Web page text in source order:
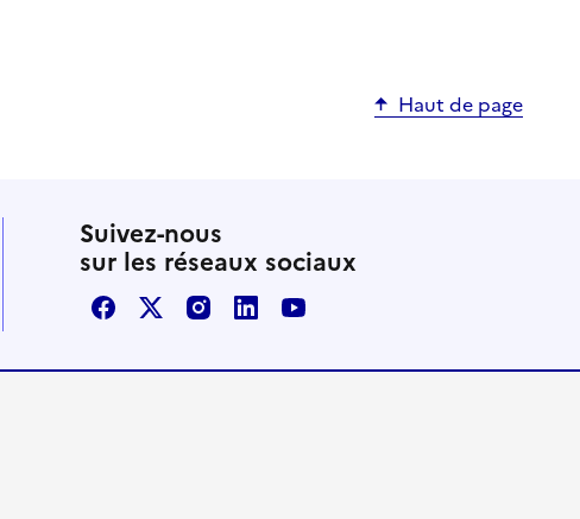
Haut de page
Suivez-nous
sur les réseaux sociaux
FacebookX / TwitterInstagram
LinkedInYoutube